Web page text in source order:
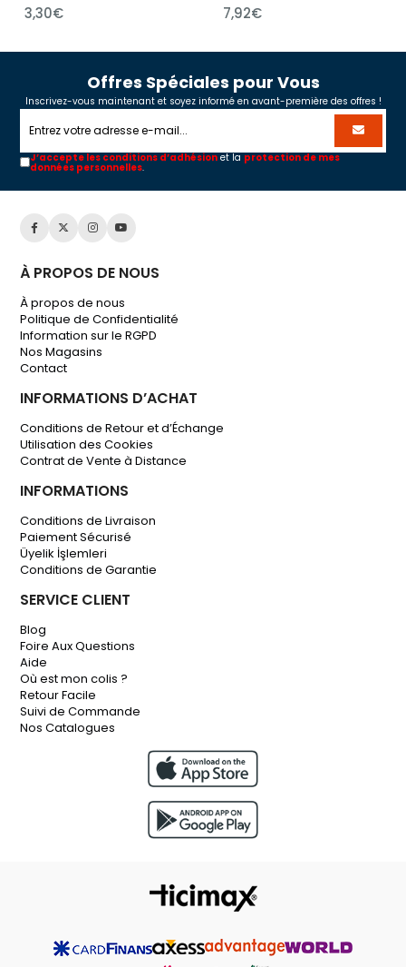
3,30€ 7,92€
Offres Spéciales pour Vous
Inscrivez-vous maintenant et soyez informé en avant-première des offres !
J’accepte les conditions d’adhésion et la protection de mes
données personnelles.
À PROPOS DE NOUS
À propos de nous
Politique de Confidentialité
Information sur le RGPD
Nos Magasins
Contact
INFORMATIONS D’ACHAT
Conditions de Retour et d’Échange
Utilisation des Cookies
Contrat de Vente à Distance
INFORMATIONS
Conditions de Livraison
Paiement Sécurisé
Üyelik İşlemleri
Conditions de Garantie
SERVICE CLIENT
Blog
Foire Aux Questions
Aide
Où est mon colis ?
Retour Facile
Suivi de Commande
Nos Catalogues